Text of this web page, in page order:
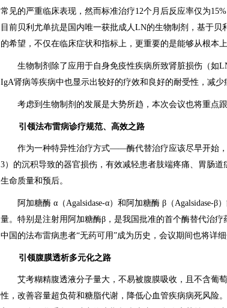
常见的严重临床表现，然而标准治疗12个月后反应率仅为
目前贝利尤单抗是国内唯一获批成人LN的生物制剂，基于
的希望，不仅在临床症状和指标上，更重要的是能够从根本
生物制剂除了应用于自身免疫性疾病所致肾脏损伤（如
IgA肾病等疾病中也显示出较好的疗效和良好的耐受性，减少
考虑到生物制剂的发展是大势所趋，本次会议也将重点
引领法布雷病诊疗规范、高效之路
作为一种特异性治疗方式——酶代替治疗应该尽早开始
3）的沉积导致的器官损伤，有效减轻患者肢端疼痛、胃肠
生命质量和预后。
阿加糖酶 α（Agalsidase-α）和阿加糖酶 β（Agalsidase-
量。特别是注射用阿加糖酶β，是我国批准的首个酶替代治
中国的法布雷病患者“无药可用”成为历史，会议期间也将详细
引领腹膜透析多元化之路
艾考糊精腹透液分子量大，不易被腹膜吸收，且不含葡
性，改善容量超负荷和糖脂代谢，降低心血管疾病病死风险